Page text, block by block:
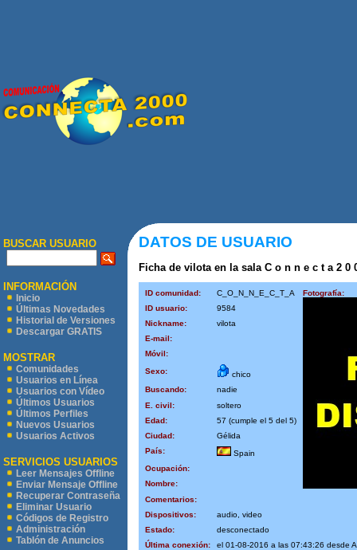
BUSCAR USUARIO
INFORMACIÓN
Inicio
Últimas Novedades
Historial de Versiones
Descargar GRATIS
MOSTRAR
Comunidades
Usuarios en Línea
Usuarios con Vídeo
Últimos Usuarios
Últimos Perfiles
Nuevos Usuarios
Usuarios Activos
SERVICIOS USUARIOS
Leer Mensajes Offline
Enviar Mensaje Offline
Recuperar Contraseña
Eliminar Usuario
Códigos de Registro
Administración
Tablón de Anuncios
DATOS DE USUARIO
Ficha de vilota en la sala C o n n e c t a 2 0
ID comunidad: C_O_N_N_E_C_T_A
Fotografía:
ID usuario:
9584
Nickname:
vilota
E-mail:
Móvil:
Sexo:
chico
Buscando:
nadie
E. civil:
soltero
Edad:
57 (cumple el 5 del 5)
Ciudad:
Gélida
País:
Spain
Ocupación:
Nombre:
Comentarios:
Dispositivos:
audio, video
Estado:
desconectado
Última conexión:
el 01-08-2016 a las 07:43:26 desde